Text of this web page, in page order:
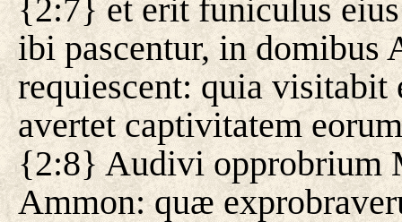
{2:7} et erit funiculus
ibi pascentur, in domibus
requiescent: quia visitabit
avertet captivitatem
{2:8} Audivi opprobrium
Ammon: quæ